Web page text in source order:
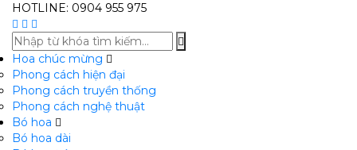
HOTLINE: 0904 955 975
Hoa chúc mừng
Phong cách hiện đại
Phong cách truyền thống
Phong cách nghệ thuật
Bó hoa
Bó hoa dài